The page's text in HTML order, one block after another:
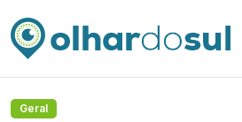
Geral